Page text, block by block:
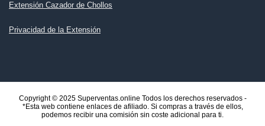
Extensión Cazador de Chollos
Privacidad de la Extensión
Copyright © 2025 Superventas.online Todos los derechos reservados -
*Esta web contiene enlaces de afiliado. Si compras a través de ellos,
podemos recibir una comisión sin coste adicional para ti.